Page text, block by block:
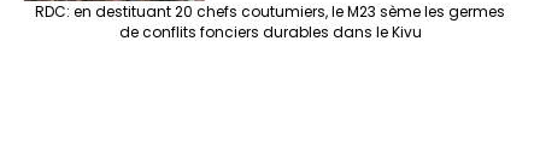
RDC: en destituant 20 chefs coutumiers, le M23 sème les germes
de conflits fonciers durables dans le Kivu